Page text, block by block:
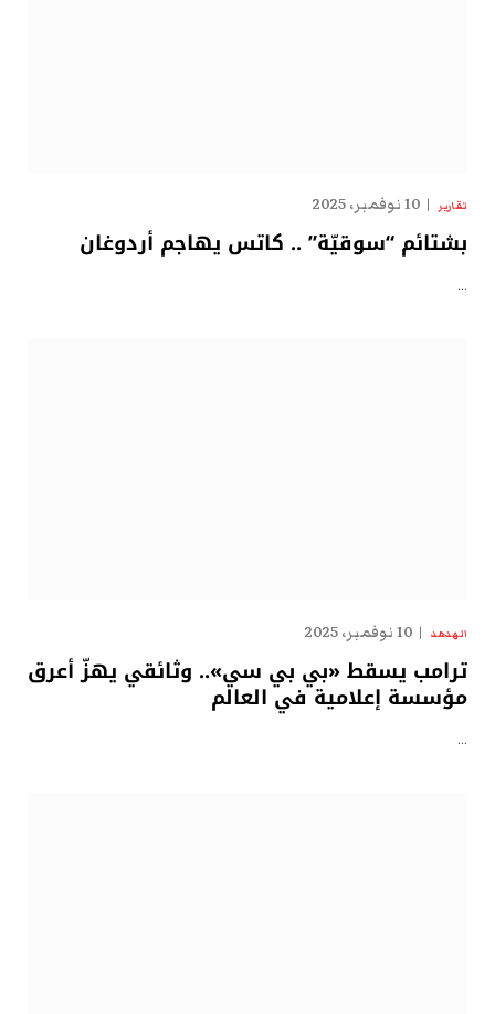
تقارير 10 نوفمبر، 2025
بشتائم “سوقيّة” .. كاتس يهاجم أردوغان
…
الهدهد 10 نوفمبر، 2025
ترامب يسقط «بي بي سي».. وثائقي يهزّ أعرق
مؤسسة إعلامية في العالم
…